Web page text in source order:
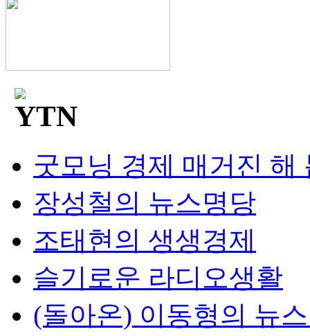
굿모닝 경제 매거진 해
장성철의 뉴스명당
조태현의 생생경제
슬기로운 라디오생활
(돌아온) 이동형의 뉴